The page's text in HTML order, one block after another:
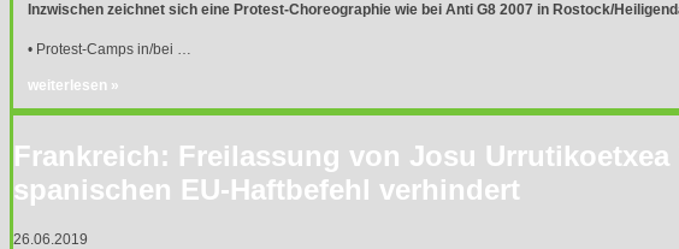
Inzwischen zeichnet sich eine Protest-Choreographie wie bei Anti G8 2007 in Rostock/
• Protest-Camps in/bei …
weiterlesen »
Frankreich: Freilassung von Josu Urrutikoetxea
spanischen EU-Haftbefehl verhindert
26.06.2019